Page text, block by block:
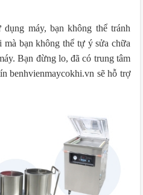
máy, bạn không thể tránh
bạn không thể tự ý sửa chữa
Bạn đừng lo, đã có trung tâm
benhvienmaycokhi.vn sẽ hỗ trợ